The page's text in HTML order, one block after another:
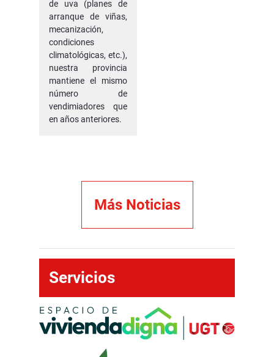
de uva (planes de
arranque de viñas,
mecanización,
condiciones
climatológicas, etc.),
nuestra provincia
mantiene el mismo
número de
vendimiadores que
en años anteriores.
Más Noticias
Servicios